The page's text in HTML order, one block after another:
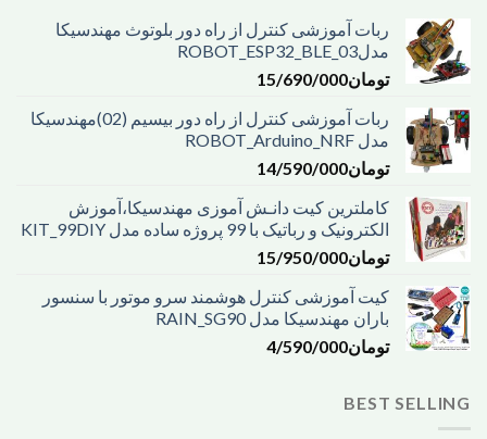
ربات آموزشی کنترل از راه دور بلوتوث مهندسیکا
مدل03_ROBOT_ESP32_BLE
تومان15/690/000
ربات آموزشی کنترل از راه دور بیسیم (02)مهندسیکا
مدل ROBOT_Arduino_NRF
تومان14/590/000
کاملترین کیت دانـش آموزی مهندسیکا،آموزش
الکترونیک و رباتیک با 99 پروژه ساده مدل KIT_99DIY
تومان15/950/000
کیت آموزشی کنترل هوشمند سرو موتور با سنسور
باران مهندسیکا مدل RAIN_SG90
تومان4/590/000
BEST SELLING